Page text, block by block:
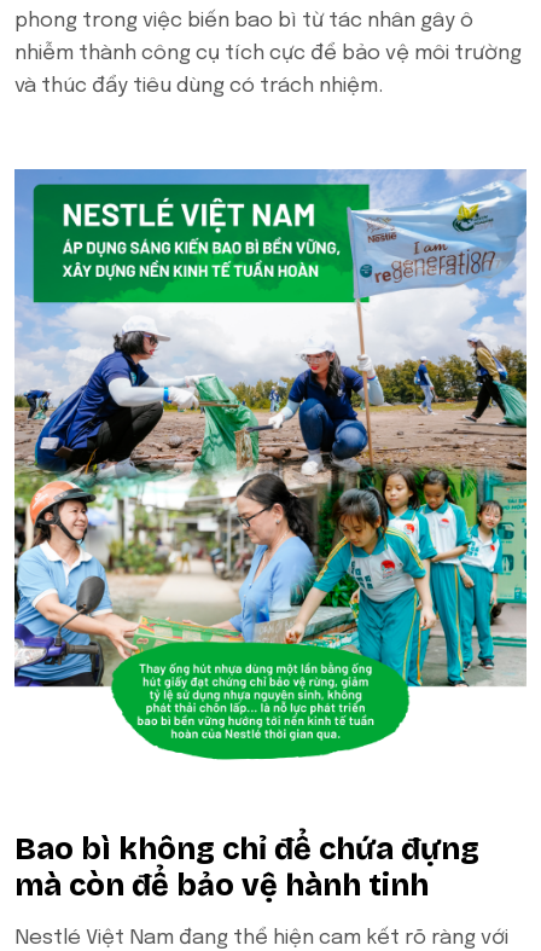
phong trong việc biến bao bì từ tác nhân gây ô
nhiễm thành công cụ tích cực để bảo vệ môi trường
và thúc đẩy tiêu dùng có trách nhiệm.
Bao bì không chỉ để chứa đựng
mà còn để bảo vệ hành tinh
Nestlé Việt Nam đang thể hiện cam kết rõ ràng với